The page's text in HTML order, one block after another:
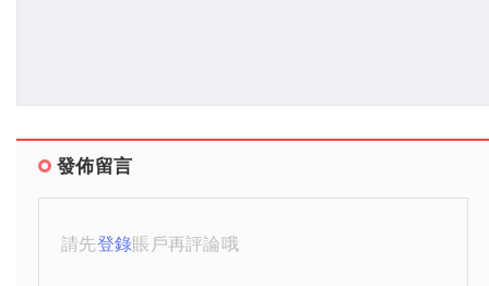
發佈留言
請先登錄賬戶再評論哦